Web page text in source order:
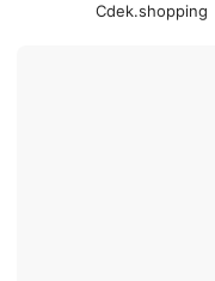
Cdek.shopping